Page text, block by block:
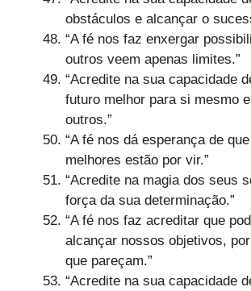
obstáculos e alcançar o
“A fé nos faz enxergar
outros veem apenas limites.”
“Acredite na sua capacidade
futuro melhor para si mesmo
outros.”
“A fé nos dá esperança de
melhores estão por vir.”
“Acredite na magia dos seus
força da sua determinação.”
“A fé nos faz acreditar que
alcançar nossos objetivos,
que pareçam.”
“Acredite na sua capacidade